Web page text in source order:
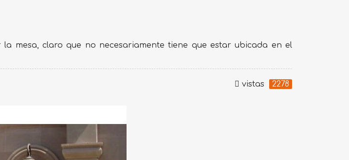
mesa, claro que no necesariamente tiene que estar ubicada en el
vistas 2278